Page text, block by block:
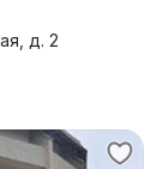
д. 2